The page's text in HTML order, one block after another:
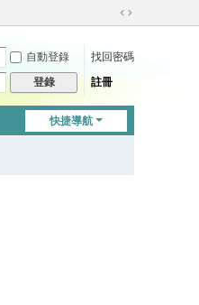
切
到
自動登錄
找回密碼
登錄 註冊
快捷導航